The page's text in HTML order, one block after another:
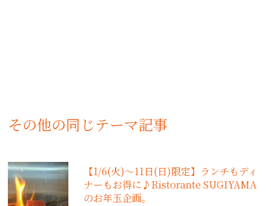
その他の同じテーマ記事
【1/6(火)〜11日(日)限定】ランチもディ
ナーもお得に♪Ristorante SUGIYAMA
のお年玉企画。